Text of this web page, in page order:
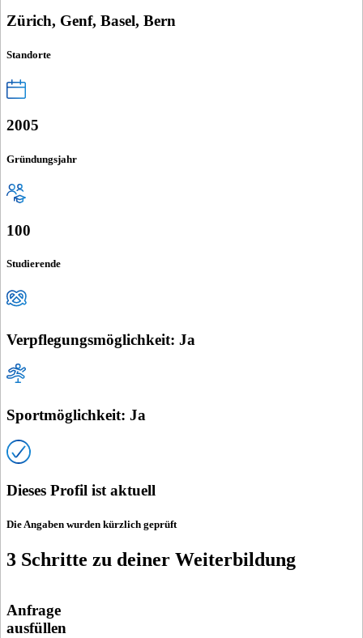
Zürich, Genf, Basel, Bern
Standorte
2005
Gründungsjahr
100
Studierende
Verpflegungsmöglichkeit: Ja
Sportmöglichkeit: Ja
Dieses Profil ist aktuell
Die Angaben wurden kürzlich geprüft
3 Schritte zu deiner Weiterbildung
Anfrage
ausfüllen